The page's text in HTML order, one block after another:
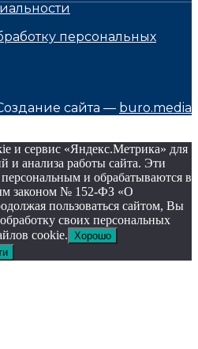
персональных
сайта — buro.media
и сервис «Яндекс.Метрика» для
и анализа работы сайта. Эти
и обрабатываются в
законом № 152-ФЗ «О
пользоваться сайтом, Вы
своих персональных
cookie. Хорошо